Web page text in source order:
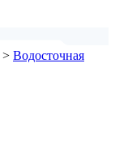
> Водосточная